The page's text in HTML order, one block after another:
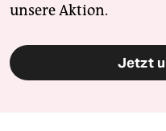
unsere Aktion.
Jetzt